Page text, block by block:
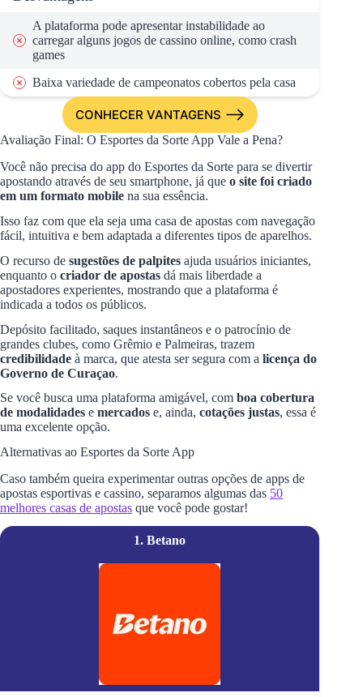
A plataforma pode apresentar instabilidade ao
carregar alguns jogos de cassino online, como crash
games
Baixa variedade de campeonatos cobertos pela casa
CONHECER VANTAGENS
Avaliação Final: O Esportes da Sorte App Vale a Pena?
Você não precisa do app do Esportes da Sorte para se divertir
apostando através de seu smartphone, já que o site foi criado
em um formato mobile na sua essência.
Isso faz com que ela seja uma casa de apostas com navegação
fácil, intuitiva e bem adaptada a diferentes tipos de aparelhos.
O recurso de sugestões de palpites ajuda usuários iniciantes,
enquanto o criador de apostas dá mais liberdade a
apostadores experientes, mostrando que a plataforma é
indicada a todos os públicos.
Depósito facilitado, saques instantâneos e o patrocínio de
grandes clubes, como Grêmio e Palmeiras, trazem
credibilidade à marca, que atesta ser segura com a licença do
Governo de Curaçao.
Se você busca uma plataforma amigável, com boa cobertura
de modalidades e mercados e, ainda, cotações justas, essa é
uma excelente opção.
Alternativas ao Esportes da Sorte App
Caso também queira experimentar outras opções de apps de
apostas esportivas e cassino, separamos algumas das 50
melhores casas de apostas que você pode gostar!
1. Betano